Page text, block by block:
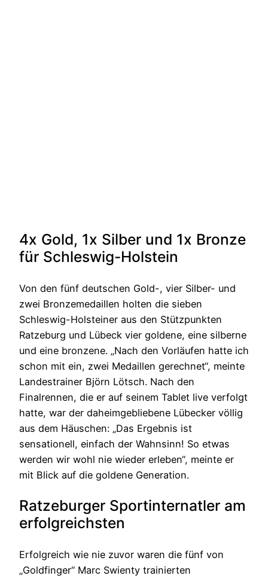
4x Gold, 1x Silber und 1x Bronze
für Schleswig-Holstein
Von den fünf deutschen Gold-, vier Silber- und
zwei Bronzemedaillen holten die sieben
Schleswig-Holsteiner aus den Stützpunkten
Ratzeburg und Lübeck vier goldene, eine silberne
und eine bronzene. „Nach den Vorläufen hatte ich
schon mit ein, zwei Medaillen gerechnet“, meinte
Landestrainer Björn Lötsch. Nach den
Finalrennen, die er auf seinem Tablet live verfolgt
hatte, war der daheimgebliebene Lübecker völlig
aus dem Häuschen: „Das Ergebnis ist
sensationell, einfach der Wahnsinn! So etwas
werden wir wohl nie wieder erleben“, meinte er
mit Blick auf die goldene Generation.
Ratzeburger Sportinternatler am
erfolgreichsten
Erfolgreich wie nie zuvor waren die fünf von
„Goldfinger“ Marc Swienty trainierten